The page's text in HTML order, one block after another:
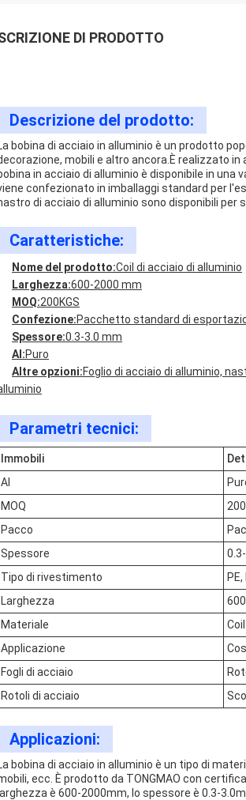
DI PRODOTTO
Descrizione del prodotto:
bobina di acciaio in alluminio è un prodotto
mobili e altro ancora.È realizzato
in acciaio di alluminio è disponibile in una
confezionato in imballaggi standard per
di acciaio di alluminio sono disponibili per
Caratteristiche:
Nome del prodotto:Coil di acciaio di alluminio
Larghezza:600-2000 mm
MOQ:200KGS
Confezione:Pacchetto standard di
Spessore:0.3-3.0 mm
Al:Puro
Altre opzioni:Foglio di acciaio di alluminio,
Parametri tecnici:
Immobili
Al
MOQ
Pacco
Spessore
Tipo di rivestimento
PE,
Larghezza
Materiale
Applicazione
Fogli di acciaio
Rotoli di acciaio
Applicazioni:
bobina di acciaio in alluminio è un tipo di
ecc. È prodotto da TONGMAO con
è 600-2000mm, lo spessore è 0.3-